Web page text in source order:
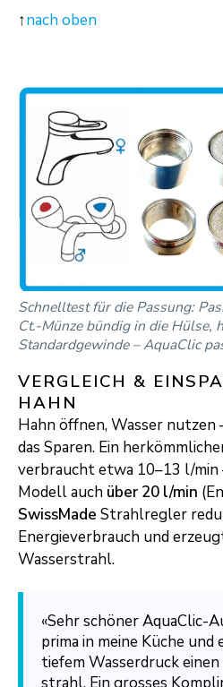
↑nach oben
Schnelltest für die Passung:
Ct.-Münze bündig in die Hülse,
Standardgewinde – AquaClic
VERGLEICH &
HAHN
Hahn öffnen, Wasser nutzen
das Sparen. Ein
verbraucht etwa 10–13 l/min
Modell auch über 20 l/min
SwissMade Strahlregler
Ener­gie­ver­brauch und
Wasserstrahl.
«Sehr schöner AquaClic-
prima in meine Küche
tiefem Was­ser­druck